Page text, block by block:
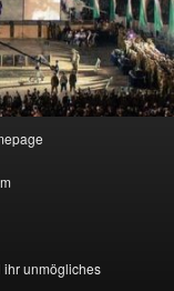
ihr unmögliches